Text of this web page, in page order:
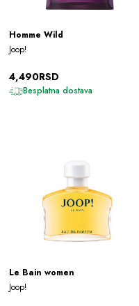
Homme Wild
Joop!
4,490RSD
Besplatna dostava
Le Bain women
Joop!